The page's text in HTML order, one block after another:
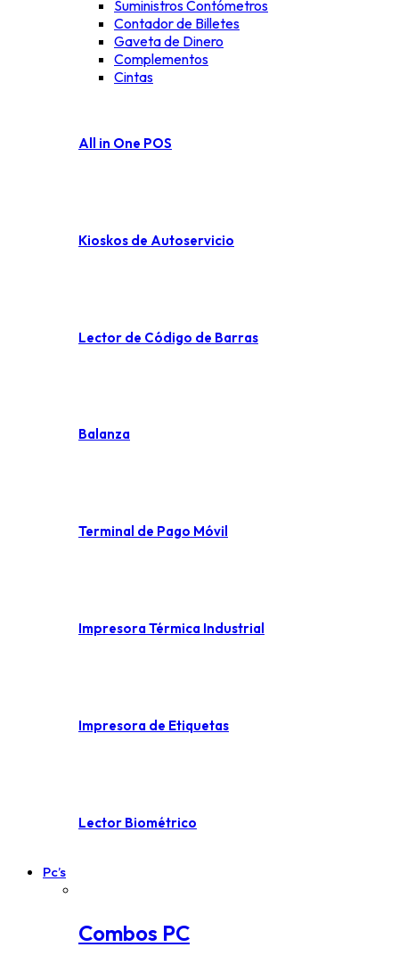
Suministros Contómetros
Contador de Billetes
Gaveta de Dinero
Complementos
Cintas
All in One POS
Kioskos de Autoservicio
Lector de Código de Barras
Balanza
Terminal de Pago Móvil
Impresora Térmica Industrial
Impresora de Etiquetas
Lector Biométrico
Pc’s
Combos PC